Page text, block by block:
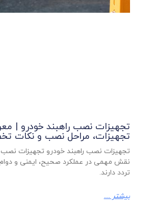
تجهیزات نصب راهبند خودرو |
تجهیزات، مراحل نصب و نکات
تجهیزات نصب راهبند خودرو تجهیزات نصب
نقش مهمی در عملکرد صحیح، ایمنی و
تردد دارند.
بیشتر ...